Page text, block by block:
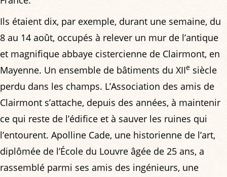
Ils étaient dix, par exemple, durant une semaine, du
8 au 14 août, occupés à relever un mur de l’antique
et magnifique abbaye cistercienne de Clairmont, en
Mayenne. Un ensemble de bâtiments du XIIe siècle
perdu dans les champs. L’Association des amis de
Clairmont s’attache, depuis des années, à maintenir
ce qui reste de l’édifice et à sauver les ruines qui
l’entourent. Apolline Cade, une historienne de l’art,
diplômée de l’École du Louvre âgée de 25 ans, a
rassemblé parmi ses amis des ingénieurs, une